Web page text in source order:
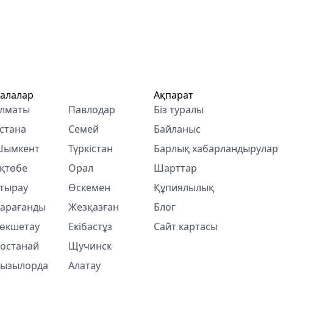
Павлодар
Семей
Түркістан
Орал
Өскемен
Жезқазған
Екібастұз
Щучинск
Алатау
Ақпарат
Біз туралы
Байланыс
Барлық хабарландырулар
Шарттар
Құпиялылық
Блог
Сайт картасы